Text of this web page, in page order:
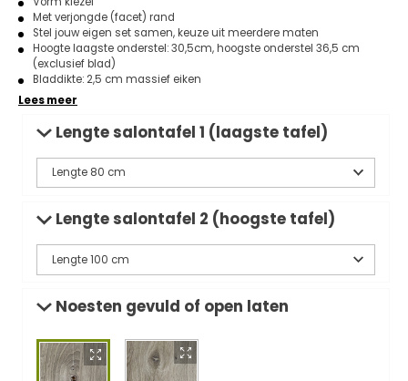
Met verjongde (facet) rand
Stel jouw eigen set samen, keuze uit meerdere maten
Hoogte laagste onderstel: 30,5cm, hoogste onderstel 36,5 cm
(exclusief blad)
Bladdikte: 2,5 cm massief eiken
Lees meer
Lengte salontafel 1 (laagste tafel)
Lengte salontafel 2 (hoogste tafel)
Noesten gevuld of open laten